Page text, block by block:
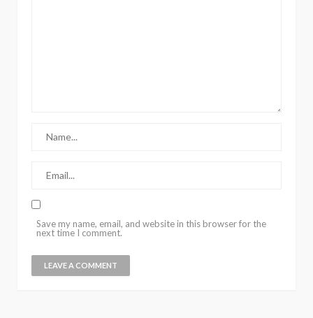
Save my name, email, and website in this browser for the
next time I comment.